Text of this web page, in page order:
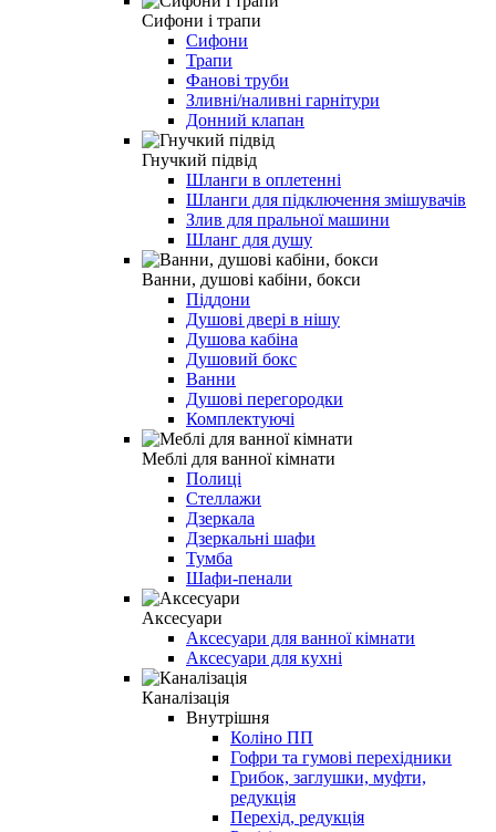
Сифони і трапи
Сифони
Трапи
Фанові труби
Зливні/наливні гарнітури
Донний клапан
Гнучкий підвід
Шланги в оплетенні
Шланги для підключення змішувачів
Злив для пральної машини
Шланг для душу
Ванни, душові кабіни, бокси
Піддони
Душові двері в нішу
Душова кабіна
Душовий бокс
Ванни
Душові перегородки
Комплектуючі
Меблі для ванної кімнати
Полиці
Стеллажи
Дзеркала
Дзеркальні шафи
Тумба
Шафи-пенали
Аксесуари
Аксесуари для ванної кімнати
Аксесуари для кухні
Каналізація
Внутрішня
Коліно ПП
Гофри та гумові перехідники
Грибок, заглушки, муфти,
редукція
Перехід, редукція